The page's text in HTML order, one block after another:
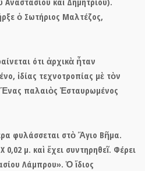
ὁ Σωτήριος Μαλτέζος,
ότι ἀρχικὰ ἦταν
ἰδίας τεχνοτροπίας μὲ τὸν
Ἕνας παλαιὸς Ἐσταυρωμένος
φυλάσσεται στὸ Ἅγιο Βῆμα.
0,02 μ. καὶ ἔχει συντηρηθεῖ. Φέρει
Λάμπρου». Ὁ ἴδιος